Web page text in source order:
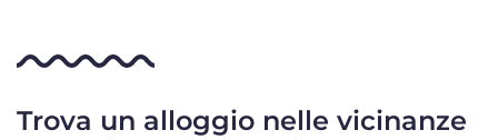
Trova un alloggio nelle vicinanze